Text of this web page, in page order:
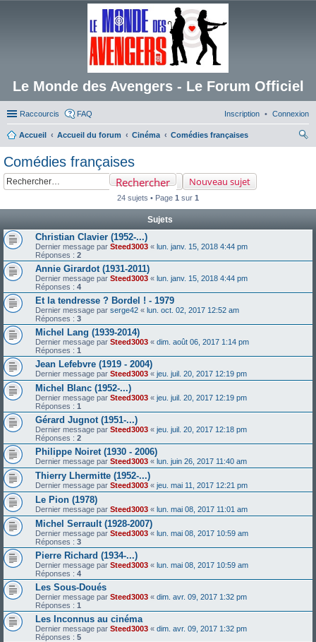
Le Monde des Avengers - Le Forum Officiel
Raccourcis FAQ Connexion
Inscription
Accueil Accueil du forum Cinéma
Comédies françaises
Comédies françaises
Nouveau sujet
Rechercher
24 sujets • Page 1 sur 1
Sujets
Christian Clavier (1952-...)
Dernier message par Steed3003 « lun. janv. 15, 2018 4:44 pm
Réponses : 2
Annie Girardot (1931-2011)
Dernier message par Steed3003 « lun. janv. 15, 2018 4:44 pm
Réponses : 4
Et la tendresse ? Bordel ! - 1979
Dernier message par serge42 « lun. oct. 02, 2017 12:52 am
Réponses : 3
Michel Lang (1939-2014)
Dernier message par Steed3003 « dim. août 06, 2017 1:14 pm
Réponses : 1
Jean Lefebvre (1919 - 2004)
Dernier message par Steed3003 « jeu. juil. 20, 2017 12:19 pm
Michel Blanc (1952-...)
Dernier message par Steed3003 « jeu. juil. 20, 2017 12:19 pm
Réponses : 1
Gérard Jugnot (1951-...)
Dernier message par Steed3003 « jeu. juil. 20, 2017 12:18 pm
Réponses : 2
Philippe Noiret (1930 - 2006)
Dernier message par Steed3003 « lun. juin 26, 2017 11:40 am
Thierry Lhermitte (1952-...)
Dernier message par Steed3003 « jeu. mai 11, 2017 12:21 pm
Le Pion (1978)
Dernier message par Steed3003 « lun. mai 08, 2017 11:01 am
Michel Serrault (1928-2007)
Dernier message par Steed3003 « lun. mai 08, 2017 10:59 am
Réponses : 3
Pierre Richard (1934-...)
Dernier message par Steed3003 « lun. mai 08, 2017 10:59 am
Réponses : 4
Les Sous-Doués
Dernier message par Steed3003 « dim. avr. 09, 2017 1:32 pm
Réponses : 1
Les Inconnus au cinéma
Dernier message par Steed3003 « dim. avr. 09, 2017 1:32 pm
Réponses : 5